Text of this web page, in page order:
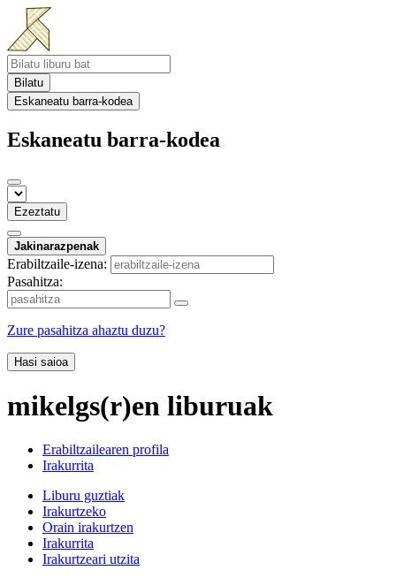
Bilatu
Eskaneatu barra-kodea
Eskaneatu barra-kodea
Ezeztatu
Jakinarazpenak
Erabiltzaile-izena:
Pasahitza:
Zure pasahitza ahaztu duzu?
Hasi saioa
mikelgs(r)en liburuak
Erabiltzailearen profila
Irakurrita
Liburu guztiak
Irakurtzeko
Orain irakurtzen
Irakurrita
Irakurtzeari utzita